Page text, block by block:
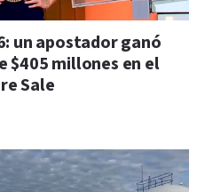
un apostador ganó
$405 millones en el
Sale